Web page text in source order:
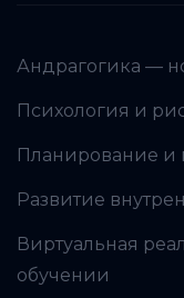
Андрагогика —
Психология и
Планирование и
Развитие
Виртуальная
обучении